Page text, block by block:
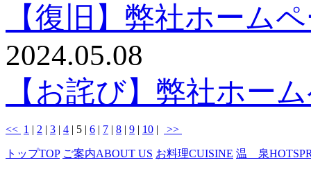
【復旧】弊社ホーム
2024.05.08
【お詫び】弊社ホー
<< 1 | 2 | 3 | 4 | 5 | 6 | 7 | 8 | 9 | 10 | >>
トップTOP ご案内ABOUT US お料理CUISINE 温 泉